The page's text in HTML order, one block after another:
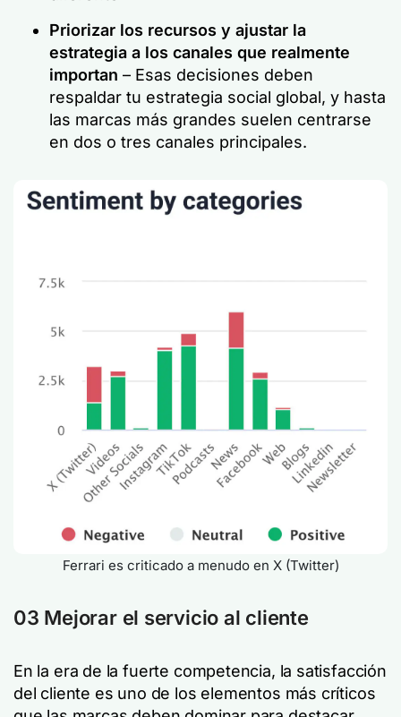
Priorizar los recursos y ajustar la
estrategia a los canales que realmente
importan – Esas decisiones deben
respaldar tu estrategia social global, y hasta
las marcas más grandes suelen centrarse
en dos o tres canales principales.
Ferrari es criticado a menudo en X (Twitter)
03 Mejorar el servicio al cliente
En la era de la fuerte competencia, la satisfacción
del cliente es uno de los elementos más críticos